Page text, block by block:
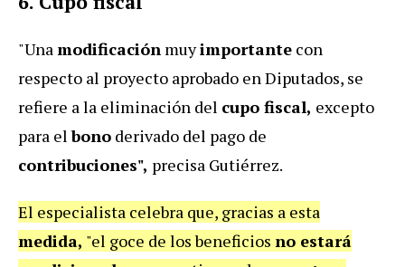
"Una modificación muyimportante con
respecto al proyecto aprobado en Diputados, se
refiere a la eliminación del cupo fiscal, excepto
para elbono derivado del pago de
contribuciones", precisa Gutiérrez.
El especialista celebra que, gracias a esta
medida, "el goce de los beneficios no estará